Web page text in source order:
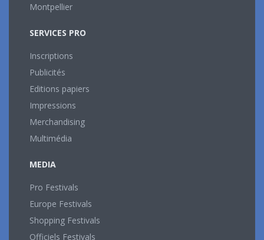
Montpellier
SERVICES PRO
Inscriptions
Publicités
Editions papiers
Impressions
Merchandising
Multimédia
MEDIA
Pro Festivals
Europe Festivals
Shopping Festivals
Officiels Festivals